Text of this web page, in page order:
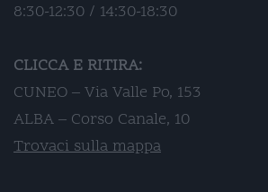
8:30-12:30 / 14:30-18:30
CLICCA E RITIRA:
CUNEO – Via Valle Po, 153
ALBA – Corso Canale, 10
Trovaci sulla mappa